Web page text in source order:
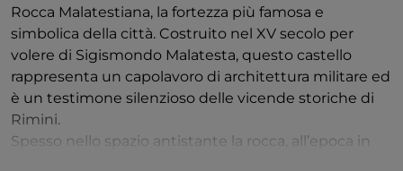
Rocca Malatestiana, la fortezza più famosa e
simbolica della città. Costruito nel XV secolo per
volere di Sigismondo Malatesta, questo castello
rappresenta un capolavoro di architettura militare ed
è un testimone silenzioso delle vicende storiche di
Rimini.
Spesso nello spazio antistante la rocca, all’epoca in